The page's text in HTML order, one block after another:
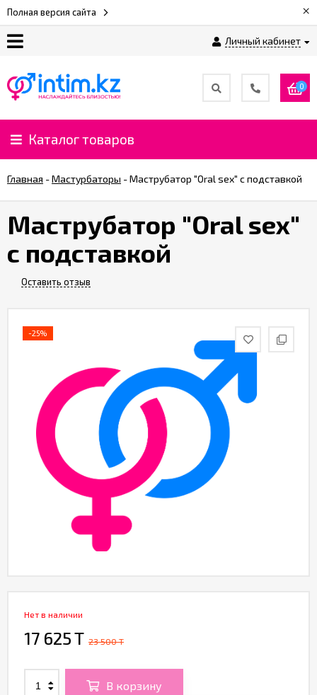
Полная версия сайта ×
Личный кабинет
нас
Доставка
и
%
CashBack
Партнерам
Контакты
Отзывы
0
Каталог товаров
Главная -Мастурбаторы -Маструбатор "Oral sex" с подставкой
Маструбатор "Oral sex"
с подставкой
Оставить отзыв
-25%
Нет в наличии
17 625 T 23 500 T
В корзину